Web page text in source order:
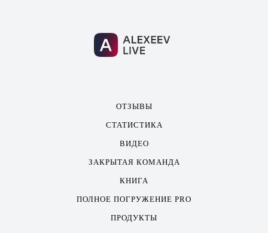
ОТЗЫВЫ
СТАТИСТИКА
ВИДЕО
ЗАКРЫТАЯ КОМАНДА
КНИГА
ПОЛНОЕ ПОГРУЖЕНИЕ PRO
ПРОДУКТЫ